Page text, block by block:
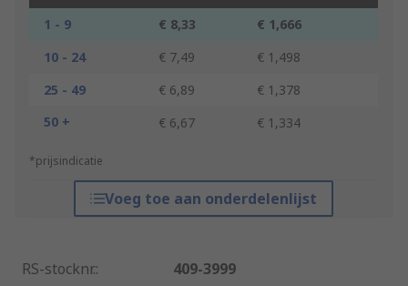
1 - 9 € 8,33
€ 1,666
10 - 24
€ 7,49
€ 1,498
25 - 49
€ 6,89
€ 1,378
50 +
€ 6,67 € 1,334
*prijsindicatie
Voeg toe aan onderdelenlijst
RS-stocknr.:
409-3999